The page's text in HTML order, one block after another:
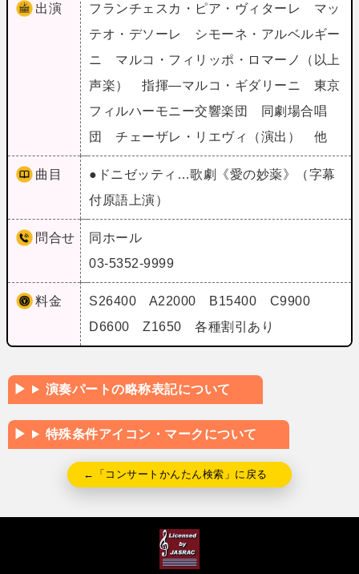
出演
フランチェスカ・ピア・ヴィターレ マッ
テオ・デソーレ シモーネ・アルベルギー
ニ マルコ・フィリッポ・ロマーノ（以上
声楽） 指揮―マルコ・ギダリーニ 東京
フィルハーモニー交響楽団 同劇場合唱
団 チェーザレ・リエヴィ（演出） 他
曲目
●ドニゼッティ…歌劇《愛の妙薬》（字幕
付原語上演）
問合せ
同ホール
03-5352-9999
料金
S26400 A22000 B15400 C9900
D6600 Z1650 各種割引あり
演奏パートの略称表記について
特殊条件アイコン・マークについて
←「コンサートかんたん検索」に戻る